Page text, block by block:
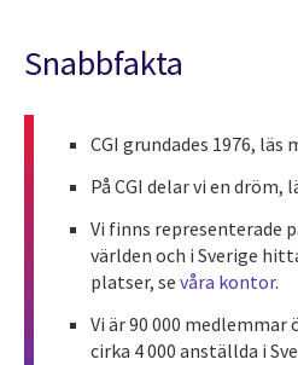
Snabbfakta
CGI grundades 1976, läs
På CGI delar vi en dröm,
Vi finns representerade
världen och i Sverige
platser, se våra kontor.
Vi är 90 000 medlemmar
cirka 4 000 anställda i